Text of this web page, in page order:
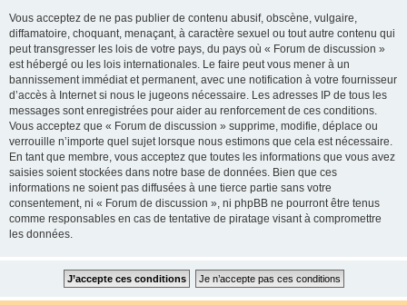
Vous acceptez de ne pas publier de contenu abusif, obscène, vulgaire,
diffamatoire, choquant, menaçant, à caractère sexuel ou tout autre contenu qui
peut transgresser les lois de votre pays, du pays où « Forum de discussion »
est hébergé ou les lois internationales. Le faire peut vous mener à un
bannissement immédiat et permanent, avec une notification à votre fournisseur
d’accès à Internet si nous le jugeons nécessaire. Les adresses IP de tous les
messages sont enregistrées pour aider au renforcement de ces conditions.
Vous acceptez que « Forum de discussion » supprime, modifie, déplace ou
verrouille n’importe quel sujet lorsque nous estimons que cela est nécessaire.
En tant que membre, vous acceptez que toutes les informations que vous avez
saisies soient stockées dans notre base de données. Bien que ces
informations ne soient pas diffusées à une tierce partie sans votre
consentement, ni « Forum de discussion », ni phpBB ne pourront être tenus
comme responsables en cas de tentative de piratage visant à compromettre
les données.